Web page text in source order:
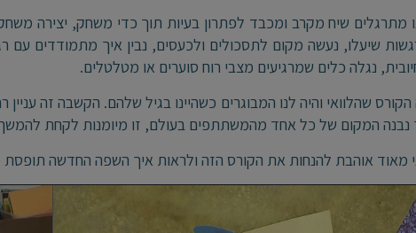
מתרגלים שיח מקרב ומכבד לפתרון בעיות תוך כדי משחק, יצירה
שיעלו, נעשה מקום לתסכולים ולכעסים, נבין איך מתמודדים
נגלה כלים שמרגיעים מצבי רוח סוערים או מטלטלים.
הקורס שהלוואי והיה לנו המבוגרים כשהיינו בגיל שלהם. הקשבה זה
נבנה המקום של כל אחד מהמשתתפים בעולם, זו מיומנות לקחת להמשך
מאוד אוהבת להנחות את הקורס הזה ולראות איך השפה החדשה